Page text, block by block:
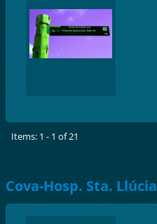
Items: 1 - 1 of 21
Cova-Hosp. Sta. Llúcia